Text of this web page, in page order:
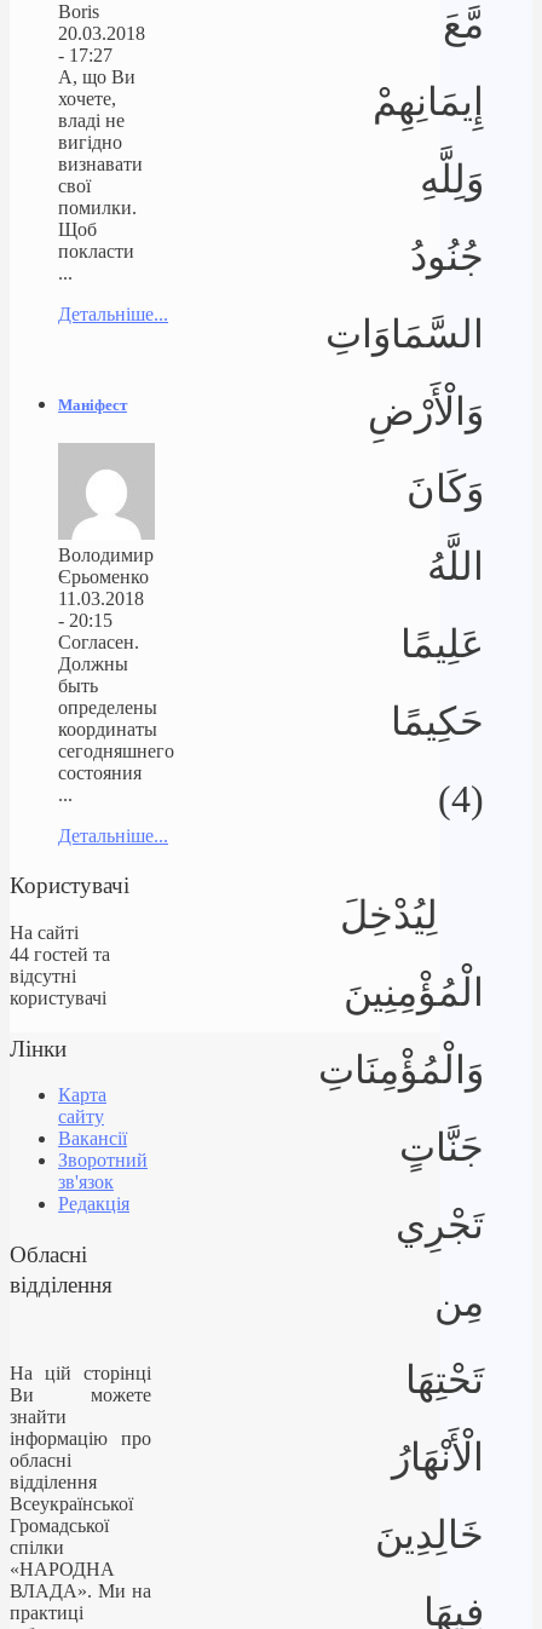
مَّعَ
إِيمَانِهِمْ
وَلِلَّهِ
جُنُودُ
السَّمَاوَاتِ
وَالْأَرْضِ
وَكَانَ
اللَّهُ
عَلِيمًا
حَكِيمًا
(4)
لِيُدْخِلَ
الْمُؤْمِنِينَ
وَالْمُؤْمِنَاتِ
جَنَّاتٍ
تَجْرِي
مِن
تَحْتِهَا
الْأَنْهَارُ
خَالِدِينَ
فِيهَا
Boris
20.03.2018
- 17:27
А, що Ви
хочете,
владі не
вигідно
визнавати
свої
помилки.
Щоб
покласти
...
Детальніше...
Маніфест
Володимир
Єрьоменко
11.03.2018
- 20:15
Согласен.
Должны
быть
определены
координаты
сегодняшнего
состояния
...
Детальніше...
Користувачі
На сайті
44 гостей та
відсутні
користувачі
Лінки
Карта
сайту
Вакансії
Зворотний
зв'язок
Редакція
Обласні
відділення
На цій сторінці
Ви можете
знайти
інформацію про
обласні
відділення
Всеукраїнської
Громадської
спілки
«НАРОДНА
ВЛАДА». Ми на
практиці